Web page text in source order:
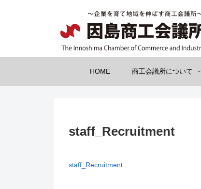
HOME 商工会議所について
staff_Recruitment
staff_Recruitment